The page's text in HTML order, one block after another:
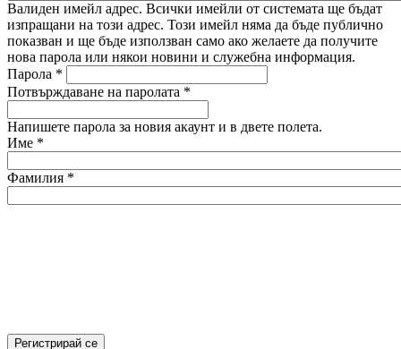
Валиден имейл адрес. Всички имейли от системата ще бъдат
изпращани на този адрес. Този имейл няма да бъде публично
показван и ще бъде използван само ако желаете да получите
нова парола или някои новини и служебна информация.
Парола *
Потвърждаване на паролата *
Напишете парола за новия акаунт и в двете полета.
Име *
Фамилия *